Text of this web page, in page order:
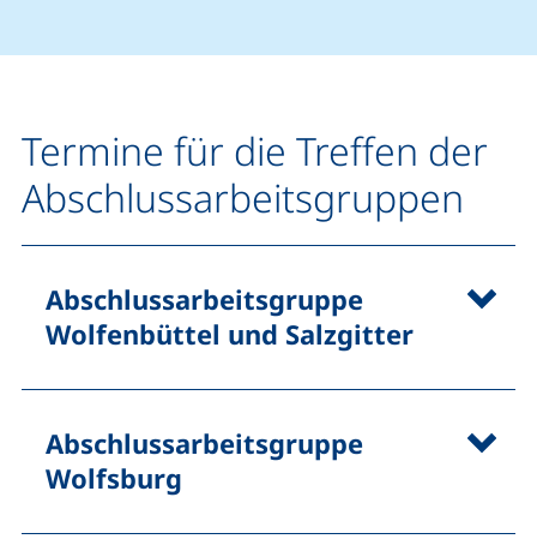
Termine für die Treffen der
Abschlussarbeitsgruppen
Abschlussarbeitsgruppe
Wolfenbüttel und Salzgitter
Abschlussarbeitsgruppe
Wolfsburg